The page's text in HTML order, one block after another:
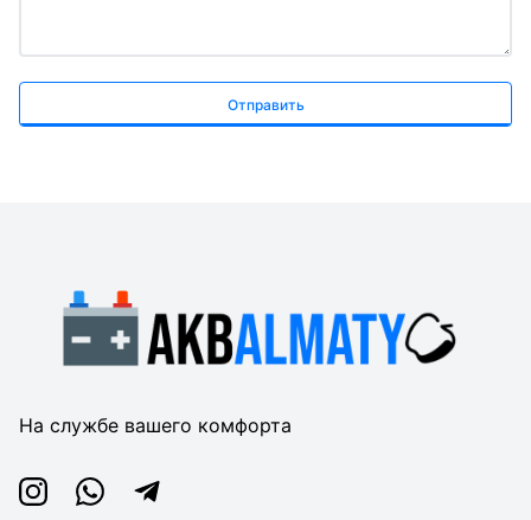
Отправить
На службе вашего комфорта
InstagramWhatsappTelegram